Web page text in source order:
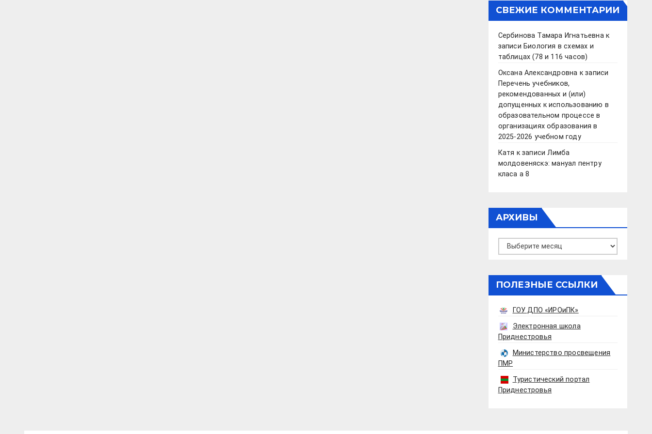
СВЕЖИЕ КОММЕНТАРИИ
Сербинова Тамара Игнатьевнак
записи Биология в схемах и
таблицах (78 и 116 часов)
Оксана Александровна к записи
Перечень учебников,
рекомендованных и (или)
допущенных к использованию в
образовательном процессе в
организациях образования в
2025-2026 учебном году
Катя к записиЛимба
молдовеняскэ: мануал пентру
класа а 8
АРХИВЫ
Архивы
ПОЛЕЗНЫЕ ССЫЛКИ
ГОУ ДПО «ИРОиПК»
Электронная школа
Приднестровья
Министерство просвещения
ПМР
Туристический портал
Приднестровья